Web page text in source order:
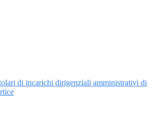
di incarichi dirigenziali amministrativi di